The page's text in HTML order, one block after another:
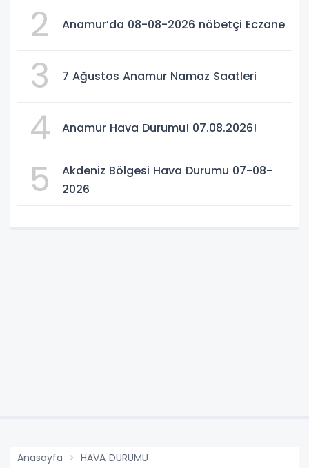
2 Anamur’da 08-08-2026 nöbetçi Eczane
3 7 Ağustos Anamur Namaz Saatleri
4 Anamur Hava Durumu! 07.08.2026!
5
Akdeniz Bölgesi Hava Durumu 07-08-
2026
Anasayfa HAVA DURUMU